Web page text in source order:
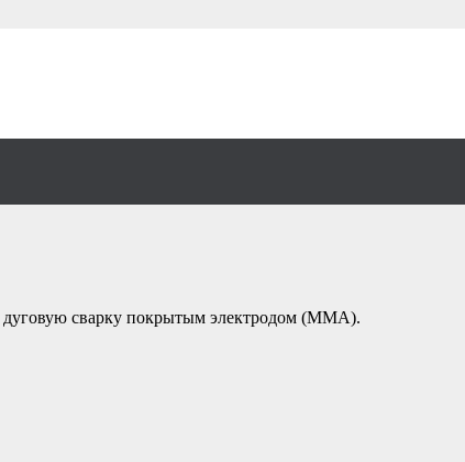
180 ДСП (W206)
сварку покрытым электродом (MMA).